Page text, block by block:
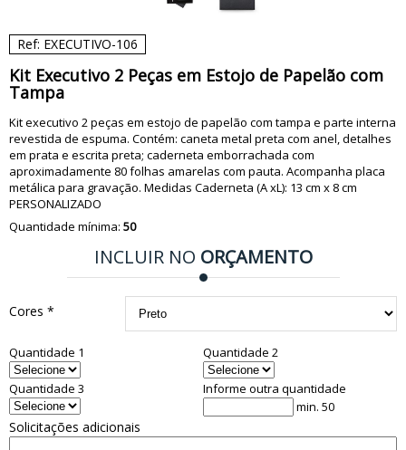
Ref: EXECUTIVO-106
Kit Executivo 2 Peças em Estojo de Papelão com
Tampa
Kit executivo 2 peças em estojo de papelão com tampa e parte interna
revestida de espuma. Contém: caneta metal preta com anel, detalhes
em prata e escrita preta; caderneta emborrachada com
aproximadamente 80 folhas amarelas com pauta. Acompanha placa
metálica para gravação. Medidas Caderneta (A xL): 13 cm x 8 cm
PERSONALIZADO
Quantidade mínima: 50
INCLUIR NO ORÇAMENTO
Cores *
Quantidade 1 Quantidade 2
Quantidade 3
Informe outra quantidade
min. 50
Solicitações adicionais